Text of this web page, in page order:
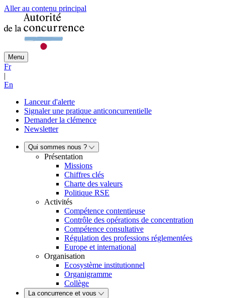
Aller au contenu principal
Menu
Fr
|
En
Lanceur d'alerte
Signaler une pratique anticoncurrentielle
Demander la clémence
Newsletter
Qui sommes nous ?
Présentation
Missions
Chiffres clés
Charte des valeurs
Politique RSE
Activités
Compétence contentieuse
Contrôle des opérations de concentration
Compétence consultative
Régulation des professions réglementées
Europe et international
Organisation
Ecosystème institutionnel
Organigramme
Collège
La concurrence et vous